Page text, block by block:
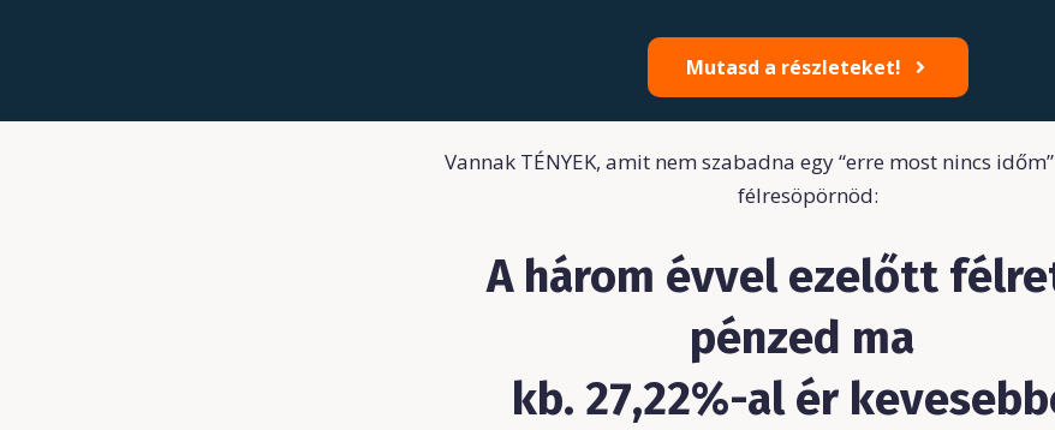
Mutasd a részleteket!
Vannak TÉNYEK, amit nem szabadna egy “erre most nincs
félresöpörnöd:
A három évvel ezelőtt
pénzed ma
kb. 27,22%-al ér